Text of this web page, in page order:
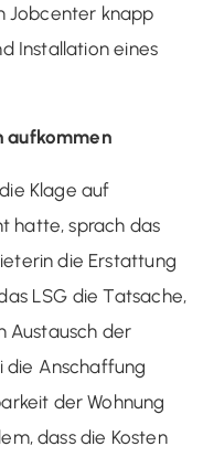
Jobcenter knapp
Installation eines
aufkommen
Klage auf
hatte, sprach das
die Erstattung
LSG die Tatsache,
Austausch der
die Anschaffung
der Wohnung
dass die Kosten